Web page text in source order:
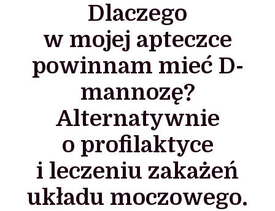
Dlaczego
w mojej apteczce
powinnam mieć D-
mannozę?
Alternatywnie
o profilaktyce
i leczeniu zakażeń
układu moczowego.